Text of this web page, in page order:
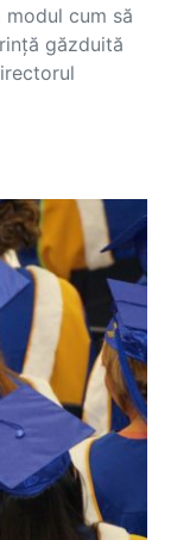
cum să
găzduită